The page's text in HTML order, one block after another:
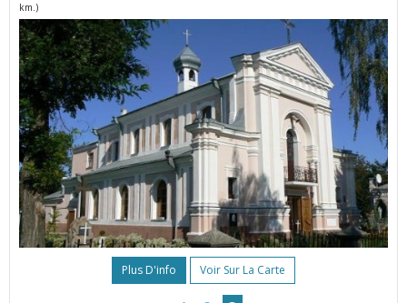
km.)
Plus D'info Voir Sur La Carte